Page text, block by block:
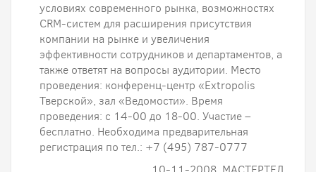
условиях современного рынка, возможностях
CRM-систем для расширения присутствия
компании на рынке и увеличения
эффективности сотрудников и департаментов, а
также ответят на вопросы аудитории. Место
проведения: конференц-центр «Extropolis
Тверской», зал «Ведомости». Время
проведения: с 14-00 до 18-00. Участие –
бесплатно. Необходима предварительная
регистрация по тел.: +7 (495) 787-0777